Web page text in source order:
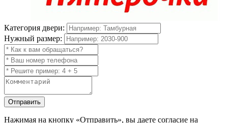
Категория двери:
Нужный размер:
Отправить
Нажимая на кнопку «Отправить», вы даете согласие на